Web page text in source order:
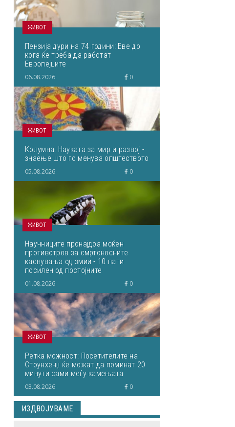
ЖИВОТ
Пензија дури на 74 години: Еве до
кога ќе треба да работат
Европејците
06.08.2026 0
ЖИВОТ
Колумна: Науката за мир и развој -
знаење што го менува општеството
05.08.2026 0
ЖИВОТ
Научниците пронајдоа моќен
противотров за смртоносните
каснувања од змии - 10 пати
посилен од постојните
01.08.2026 0
ЖИВОТ
Ретка можност: Посетителите на
Стоунхенџ ќе можат да поминат 20
минути сами меѓу камењата
03.08.2026 0
ИЗДВОЈУВАМЕ